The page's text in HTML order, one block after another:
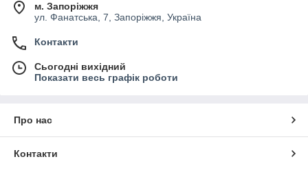
м. Запоріжжя
ул. Фанатська, 7, Запоріжжя, Україна
Контакти
Сьогодні вихідний
Показати весь графік роботи
Про нас
Контакти